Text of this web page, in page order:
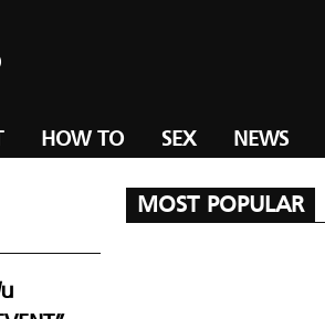
HOW TO SEX NEWS
MOST POPULAR